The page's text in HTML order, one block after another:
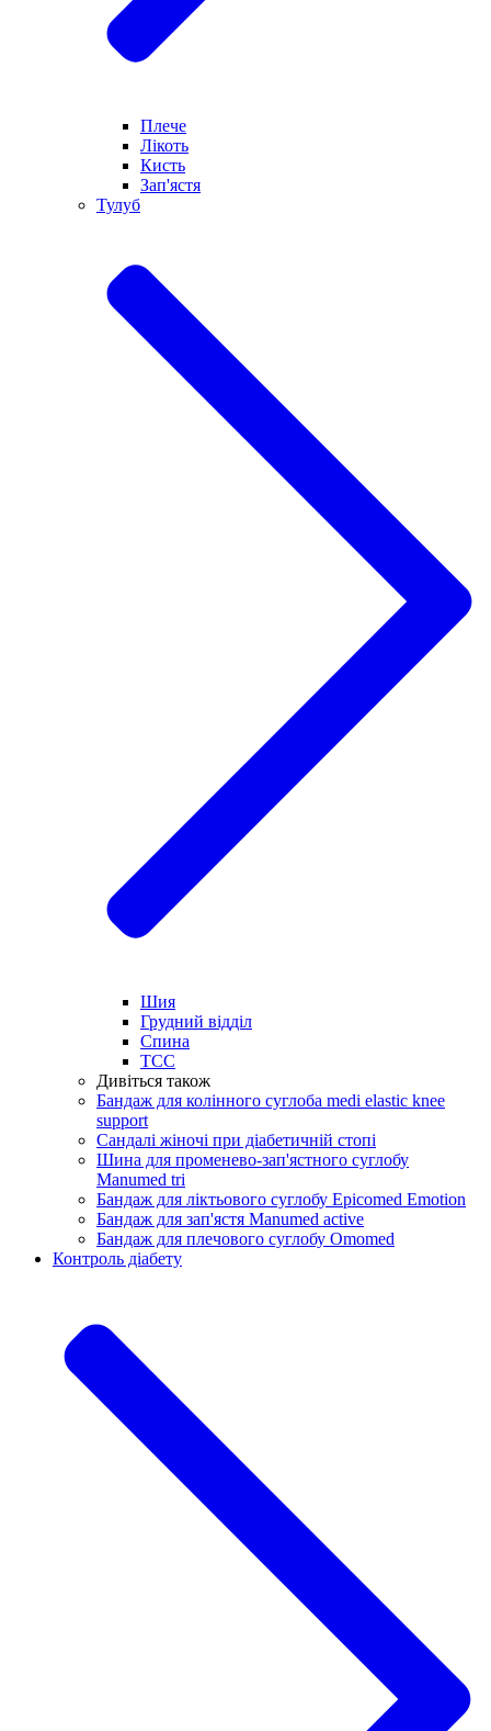
Плече
Лікоть
Кисть
Зап'ястя
Тулуб
Шия
Грудний відділ
Спина
ТСС
Дивіться також
Бандаж для колінного суглоба medi elastic knee
support
Сандалі жіночі при діабетичній стопі
Шина для променево-зап'ястного суглобу
Manumed tri
Бандаж для ліктьового суглобу Epicomed Emotion
Бандаж для зап'ястя Manumed active
Бандаж для плечового суглобу Omomed
Контроль діабету